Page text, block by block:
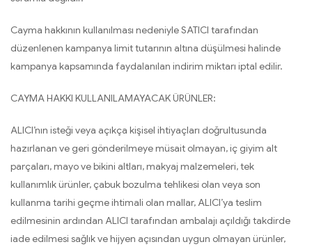
Cayma hakkının kullanılması nedeniyle SATICI tarafından
düzenlenen kampanya limit tutarının altına düşülmesi halinde
kampanya kapsamında faydalanılan indirim miktarı iptal edilir.
CAYMA HAKKI KULLANILAMAYACAK ÜRÜNLER:
ALICI’nın isteği veya açıkça kişisel ihtiyaçları doğrultusunda
hazırlanan ve geri gönderilmeye müsait olmayan, iç giyim alt
parçaları, mayo ve bikini altları, makyaj malzemeleri, tek
kullanımlık ürünler, çabuk bozulma tehlikesi olan veya son
kullanma tarihi geçme ihtimali olan mallar, ALICI’ya teslim
edilmesinin ardından ALICI tarafından ambalajı açıldığı takdirde
iade edilmesi sağlık ve hijyen açısından uygun olmayan ürünler,